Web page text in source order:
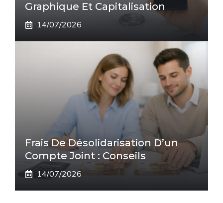
Graphique Et Capitalisation
14/07/2026
Frais De Désolidarisation D’un
Compte Joint : Conseils
14/07/2026